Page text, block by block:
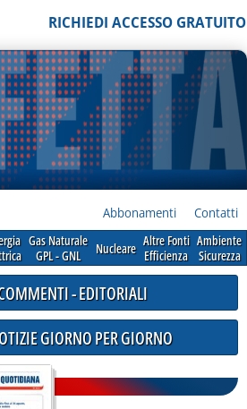
RICHIEDI ACCESSO GRATUITO
Abbonamenti Contatti
Gas Naturale
GPL - GNL
Nucleare Altre Fonti
Efficienza
Ambiente
Sicurezza
- EDITORIALI
GIORNO PER GIORNO